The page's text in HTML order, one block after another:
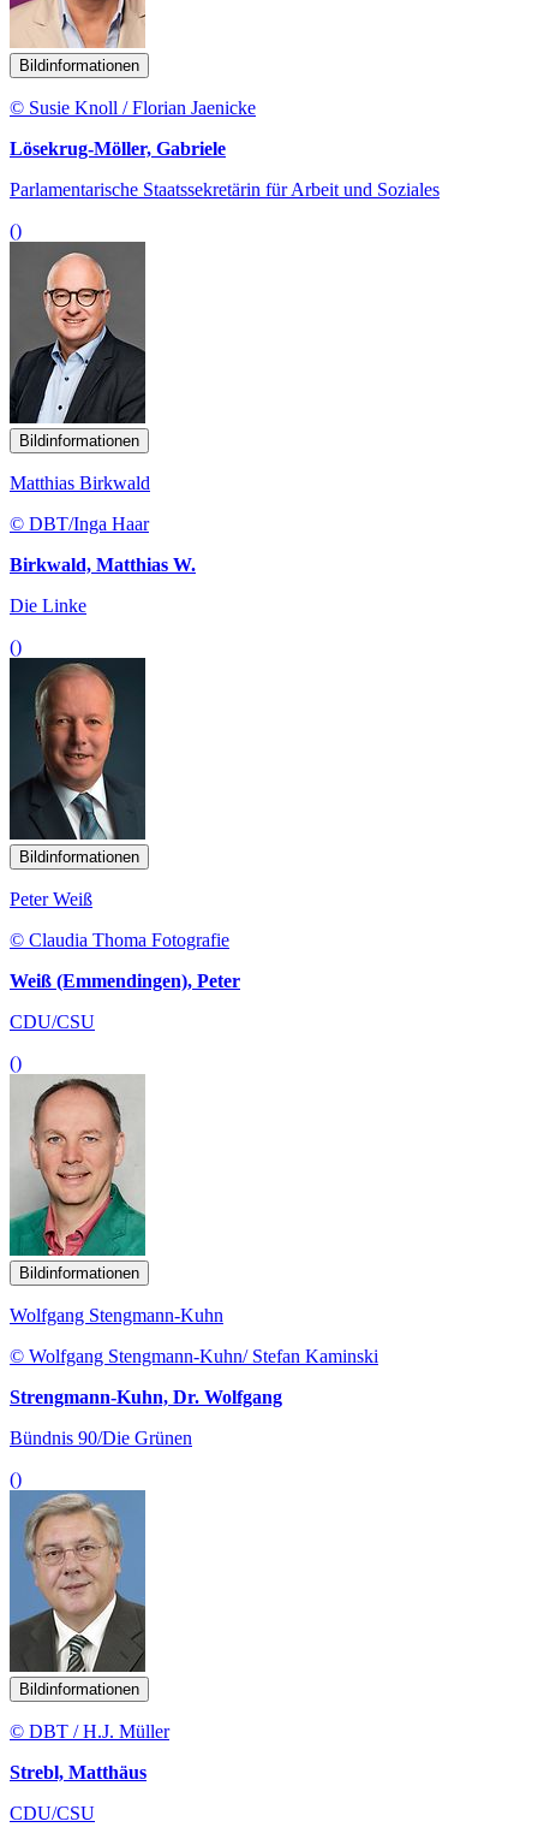
Bildinformationen
© Susie Knoll / Florian Jaenicke
Lösekrug-Möller, Gabriele
Parlamentarische Staatssekretärin für Arbeit und Soziales
()
Bildinformationen
Matthias Birkwald
© DBT/Inga Haar
Birkwald, Matthias W.
Die Linke
()
Bildinformationen
Peter Weiß
© Claudia Thoma Fotografie
Weiß (Emmendingen), Peter
CDU/CSU
()
Bildinformationen
Wolfgang Stengmann-Kuhn
© Wolfgang Stengmann-Kuhn/ Stefan Kaminski
Strengmann-Kuhn, Dr. Wolfgang
Bündnis 90/Die Grünen
()
Bildinformationen
© DBT / H.J. Müller
Strebl, Matthäus
CDU/CSU